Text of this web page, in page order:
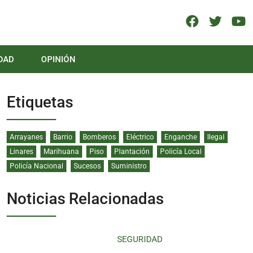
OPINIÓN
Etiquetas
Arrayanes Barrio Bomberos Eléctrico Enganche
Ilegal
Linares
Marihuana Piso Plantación
Policía Local
Policía Nacional
Sucesos Suministro
Noticias Relacionadas
SEGURIDAD